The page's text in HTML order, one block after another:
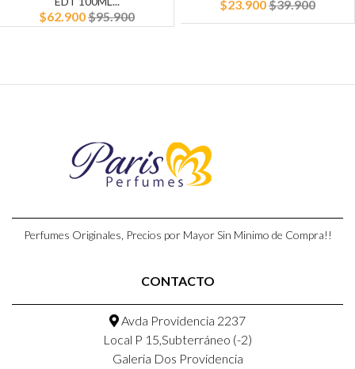
$62.900$95.900
$23.900$39.900
Perfumes Originales, Precios por Mayor Sin Minimo de Compra!!
CONTACTO
Avda Providencia 2237
Local P 15,Subterráneo (-2)
Galeria Dos Providencia